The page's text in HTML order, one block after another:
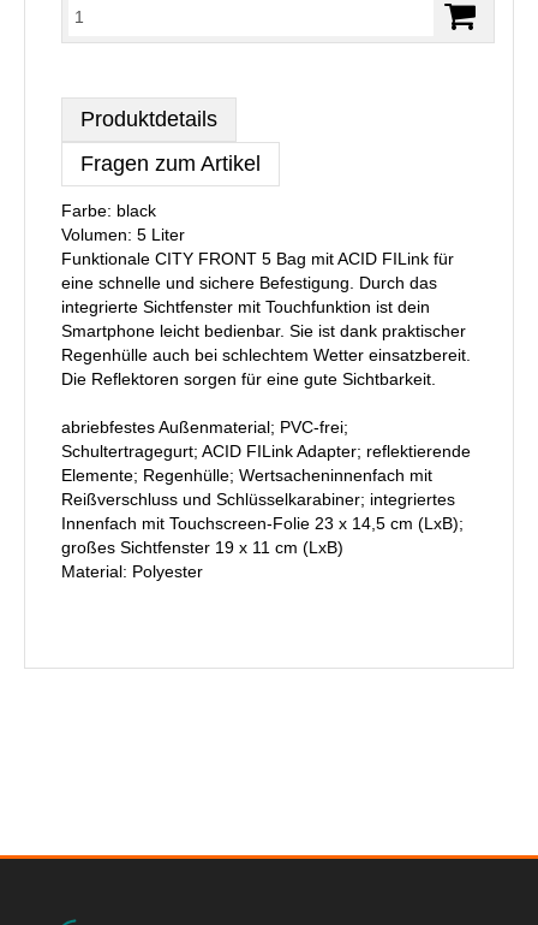
Produktdetails
Fragen zum Artikel
Farbe: black
Volumen: 5 Liter
Funktionale CITY FRONT 5 Bag mit ACID FILink für
eine schnelle und sichere Befestigung. Durch das
integrierte Sichtfenster mit Touchfunktion ist dein
Smartphone leicht bedienbar. Sie ist dank praktischer
Regenhülle auch bei schlechtem Wetter einsatzbereit.
Die Reflektoren sorgen für eine gute Sichtbarkeit.
abriebfestes Außenmaterial; PVC-frei;
Schultertragegurt; ACID FILink Adapter; reflektierende
Elemente; Regenhülle; Wertsacheninnenfach mit
Reißverschluss und Schlüsselkarabiner; integriertes
Innenfach mit Touchscreen-Folie 23 x 14,5 cm (LxB);
großes Sichtfenster 19 x 11 cm (LxB)
Material: Polyester